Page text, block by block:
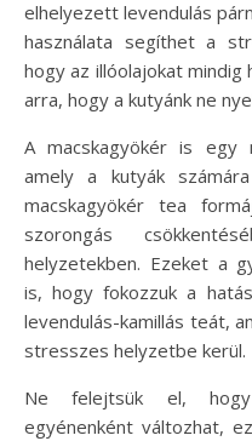
elhelyezett levendulás
használata segíthet a
hogy az illóolajokat mindig
arra, hogy a kutyánk ne
A macskagyökér is egy
amely a kutyák
macskagyökér tea
szorongás
helyzetekben. Ezeket a
is, hogy fokozzuk a
levendulás-kamillás teát,
stresszes helyzetbe kerül.
Ne felejtsük el,
egyénenként változhat,